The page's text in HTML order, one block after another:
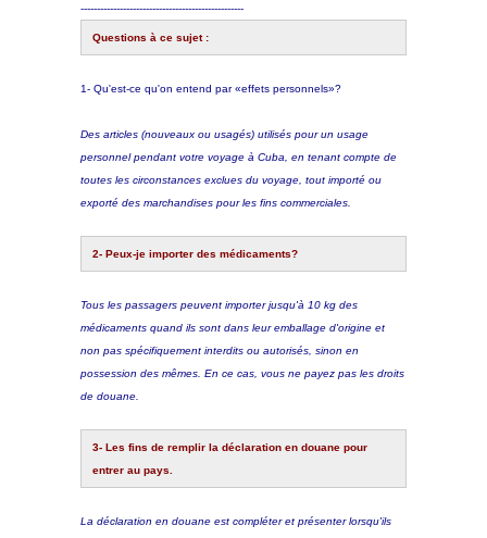
--------------------------------------------------
Questions à ce sujet :
1- Qu'est-ce qu'on entend par «effets personnels»?
Des articles (nouveaux ou usagés) utilisés pour un usage
personnel pendant votre voyage à Cuba, en tenant compte de
toutes les circonstances exclues du voyage, tout importé ou
exporté des marchandises pour les fins commerciales.
2- Peux-je importer des médicaments?
Tous les passagers peuvent importer jusqu'à 10 kg des
médicaments quand ils sont dans leur emballage d'origine et
non pas spécifiquement interdits ou autorisés, sinon en
possession des mêmes. En ce cas, vous ne payez pas les droits
de douane.
3- Les fins de remplir la déclaration en douane pour
entrer au pays.
La déclaration en douane est compléter et présenter lorsqu'ils